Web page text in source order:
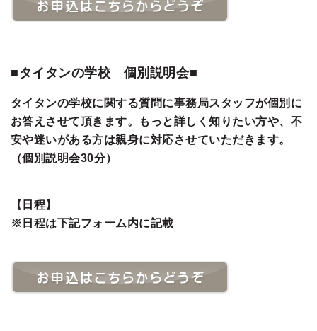
■タイタンの学校 個別説明会■
タイタンの学校に関する質問に事務局スタッフが個別に
お答えさせて頂きます。もっと詳しく知りたい方や、不
安や迷いがある方は親身に対応させていただきます。
（個別説明会30分）
【日程】
※日程は下記フォーム内に記載